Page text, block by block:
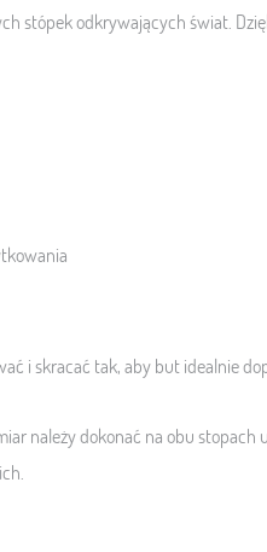
stópek odkrywających świat.
i skracać tak, aby but idealnie
należy dokonać na obu